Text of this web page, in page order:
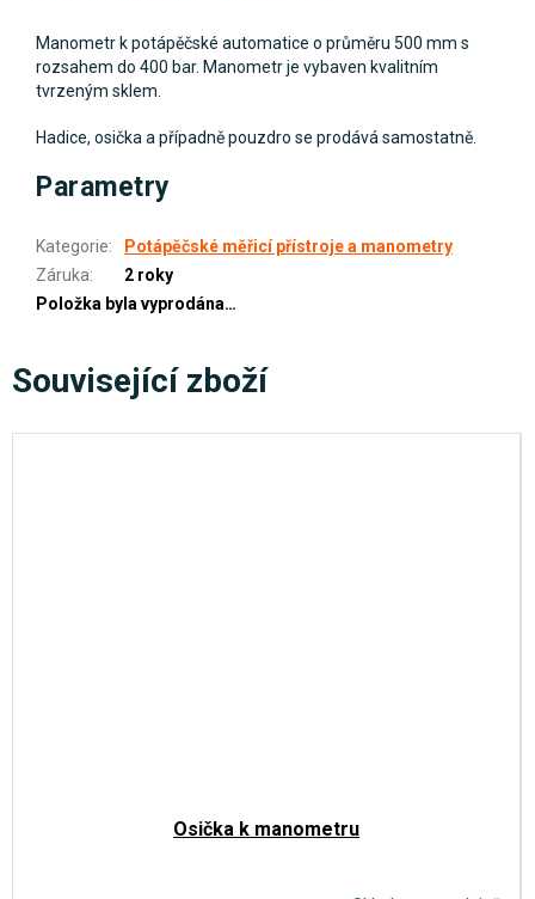
Manometr k potápěčské automatice o průměru 500 mm s
rozsahem do 400 bar. Manometr je vybaven kvalitním
tvrzeným sklem.
Hadice, osička a případně pouzdro se prodává samostatně.
Parametry
Kategorie:
Potápěčské měřicí přístroje a manometry
Záruka:
2 roky
Položka byla vyprodána…
Související zboží
Osička k manometru